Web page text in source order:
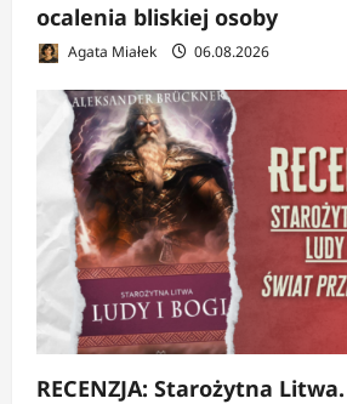
ocalenia bliskiej osoby
Agata Miałek 06.08.2026
RECENZJA: Starożytna